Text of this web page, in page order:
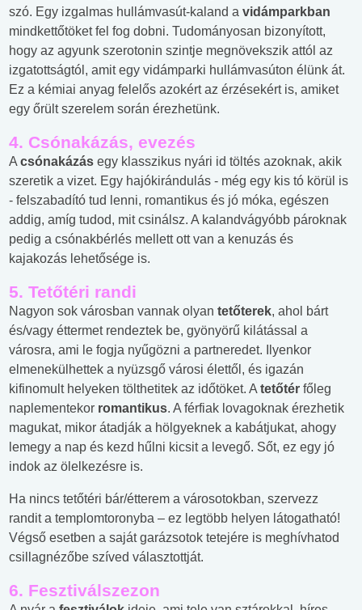
szó. Egy izgalmas hullámvasút-kaland a vidámparkban
mindkettőtöket fel fog dobni. Tudományosan bizonyított,
hogy az agyunk szerotonin szintje megnövekszik attól az
izgatottságtól, amit egy vidámparki hullámvasúton élünk át.
Ez a kémiai anyag felelős azokért az érzésekért is, amiket
egy őrült szerelem során érezhetünk.
4. Csónakázás, evezés
A csónakázás egy klasszikus nyári id töltés azoknak, akik
szeretik a vizet. Egy hajókirándulás - még egy kis tó körül is
- felszabadító tud lenni, romantikus és jó móka, egészen
addig, amíg tudod, mit csinálsz. A kalandvágyóbb pároknak
pedig a csónakbérlés mellett ott van a kenuzás és
kajakozás lehetősége is.
5. Tetőtéri randi
Nagyon sok városban vannak olyan tetőterek, ahol bárt
és/vagy éttermet rendeztek be, gyönyörű kilátással a
városra, ami le fogja nyűgözni a partneredet. Ilyenkor
elmenekülhettek a nyüzsgő városi élettől, és igazán
kifinomult helyeken tölthetitek az időtöket. A tetőtér főleg
naplementekor romantikus. A férfiak lovagoknak érezhetik
magukat, mikor átadják a hölgyeknek a kabátjukat, ahogy
lemegy a nap és kezd hűlni kicsit a levegő. Sőt, ez egy jó
indok az ölelkezésre is.
Ha nincs tetőtéri bár/étterem a városotokban, szervezz
randit a templomtoronyba – ez legtöbb helyen látogatható!
Végső esetben a saját garázsotok tetejére is meghívhatod
csillagnézőbe szíved választottját.
6. Fesztiválszezon